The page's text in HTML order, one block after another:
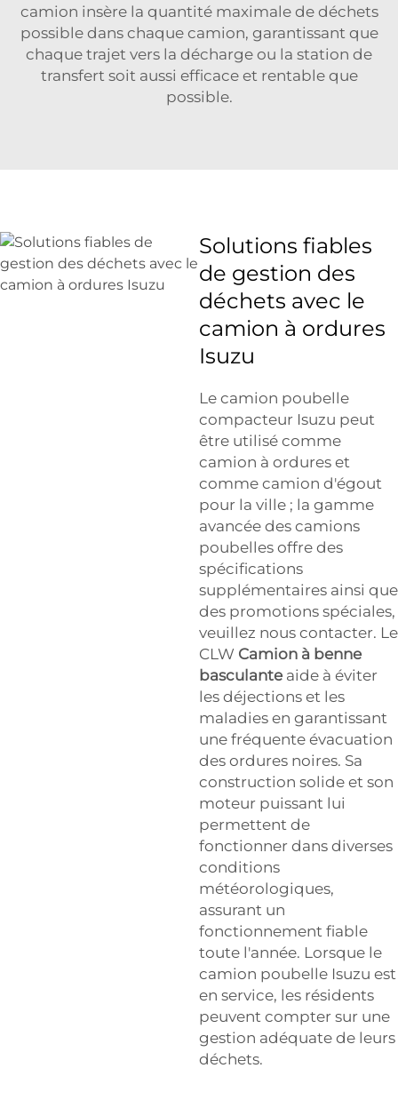
camion insère la quantité maximale de déchets
possible dans chaque camion, garantissant que
chaque trajet vers la décharge ou la station de
transfert soit aussi efficace et rentable que
possible.
Solutions fiables
de gestion des
déchets avec le
camion à ordures
Isuzu
Le camion poubelle
compacteur Isuzu peut
être utilisé comme
camion à ordures et
comme camion d'égout
pour la ville ; la gamme
avancée des camions
poubelles offre des
spécifications
supplémentaires ainsi que
des promotions spéciales,
veuillez nous contacter. Le
CLW Camion à benne
basculante aide à éviter
les déjections et les
maladies en garantissant
une fréquente évacuation
des ordures noires. Sa
construction solide et son
moteur puissant lui
permettent de
fonctionner dans diverses
conditions
météorologiques,
assurant un
fonctionnement fiable
toute l'année. Lorsque le
camion poubelle Isuzu est
en service, les résidents
peuvent compter sur une
gestion adéquate de leurs
déchets.